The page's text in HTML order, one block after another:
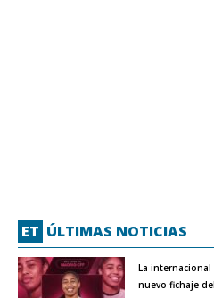
ET ÚLTIMAS NOTICIAS
La internacional
nuevo fichaje